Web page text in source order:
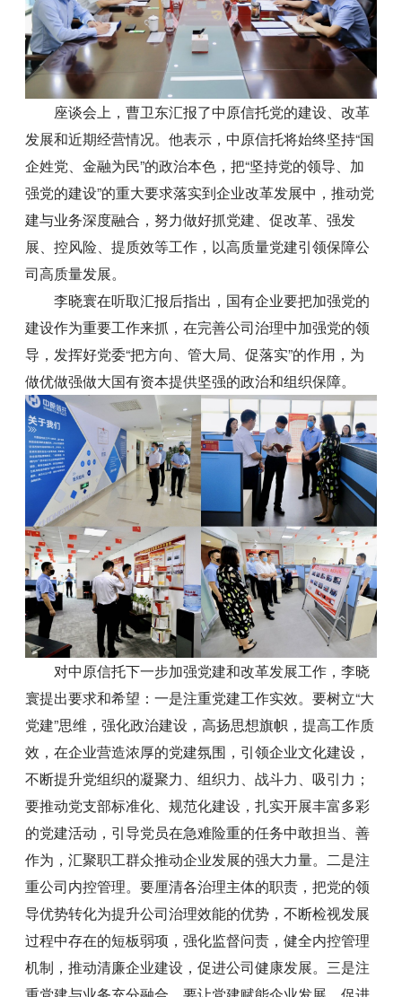
座谈会上，曹卫东汇报了中原信托党的建设、改革
发展和近期经营情况。他表示，中原信托将始终坚持“国
企姓党、金融为民”的政治本色，把“坚持党的领导、加
强党的建设”的重大要求落实到企业改革发展中，推动党
建与业务深度融合，努力做好抓党建、促改革、强发
展、控风险、提质效等工作，以高质量党建引领保障公
司高质量发展。
李晓寰在听取汇报后指出，国有企业要把加强党的
建设作为重要工作来抓，在完善公司治理中加强党的领
导，发挥好党委“把方向、管大局、促落实”的作用，为
做优做强做大国有资本提供坚强的政治和组织保障。
对中原信托下一步加强党建和改革发展工作，李晓
寰提出要求和希望：一是注重党建工作实效。要树立“大
党建”思维，强化政治建设，高扬思想旗帜，提高工作质
效，在企业营造浓厚的党建氛围，引领企业文化建设，
不断提升党组织的凝聚力、组织力、战斗力、吸引力；
要推动党支部标准化、规范化建设，扎实开展丰富多彩
的党建活动，引导党员在急难险重的任务中敢担当、善
作为，汇聚职工群众推动企业发展的强大力量。二是注
重公司内控管理。要厘清各治理主体的职责，把党的领
导优势转化为提升公司治理效能的优势，不断检视发展
过程中存在的短板弱项，强化监督问责，健全内控管理
机制，推动清廉企业建设，促进公司健康发展。三是注